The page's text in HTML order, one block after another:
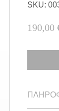
SKU:
190,00